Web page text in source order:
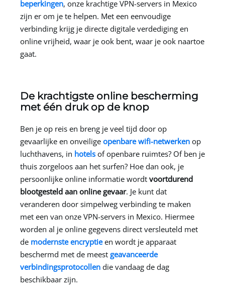
beperkingen, onze krachtige VPN-servers in Mexico
zijn er om je te helpen. Met een eenvoudige
verbinding krijg je directe digitale verdediging en
online vrijheid, waar je ook bent, waar je ook naartoe
gaat.
De krachtigste online bescherming
met één druk op de knop
Ben je op reis en breng je veel tijd door op
gevaarlijke en onveilige openbare wifi-netwerken op
luchthavens, in hotels of openbare ruimtes? Of ben je
thuis zorgeloos aan het surfen? Hoe dan ook, je
persoonlijke online informatie wordt voortdurend
blootgesteld aan online gevaar. Je kunt dat
veranderen door simpelweg verbinding te maken
met een van onze VPN-servers in Mexico. Hiermee
worden al je online gegevens direct versleuteld met
de modernste encryptieen wordt je apparaat
beschermd met de meest geavanceerde
verbindingsprotocollen die vandaag de dag
beschikbaar zijn.